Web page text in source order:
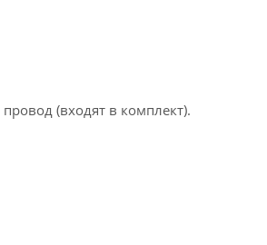
(входят в комплект).